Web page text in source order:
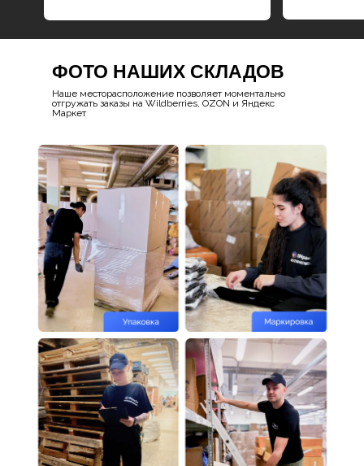
ФОТО НАШИХ СКЛАДОВ
Наше месторасположение позволяет моментально
отгружать заказы на Wildberries, OZON и Яндекс
Маркет